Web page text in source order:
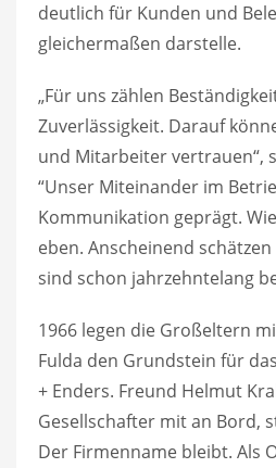
deutlich für Kunden und
gleichermaßen darstelle.
„Für uns zählen
Zuverlässigkeit. Darauf
und Mitarbeiter vertrauen“,
“Unser Miteinander im
Kommunikation geprägt.
eben. Anscheinend
sind schon jahrzehntelang
1966 legen die Großeltern
Fulda den Grundstein für
+ Enders. Freund Helmut
Gesellschafter mit an Bord,
Der Firmenname bleibt. Als